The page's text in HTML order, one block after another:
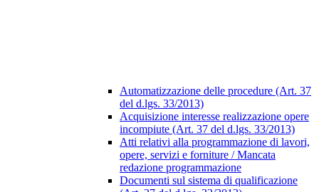
Automatizzazione delle procedure (Art. 37
del d.lgs. 33/2013)
Acquisizione interesse realizzazione opere
incompiute (Art. 37 del d.lgs. 33/2013)
Atti relativi alla programmazione di lavori,
opere, servizi e forniture / Mancata
redazione programmazione
Documenti sul sistema di qualificazione